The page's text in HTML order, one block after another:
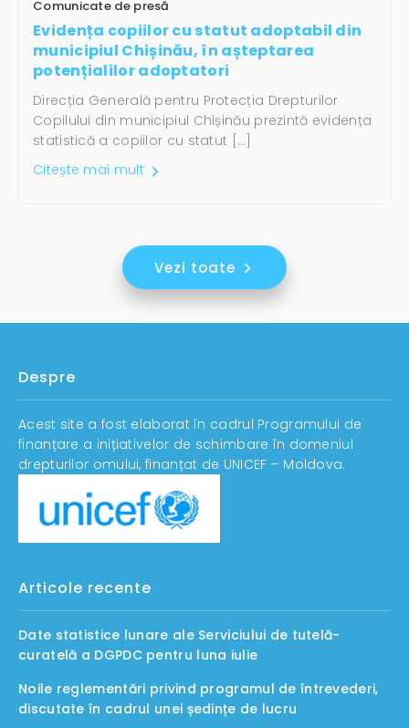
Comunicate de presă
Evidența copiilor cu statut adoptabil din
municipiul Chișinău, în așteptarea
potențialilor adoptatori
Direcția Generală pentru Protecția Drepturilor
Copilului din municipiul Chișinău prezintă evidența
statistică a copiilor cu statut […]
Citește mai mult
Vezi toate
Despre
Acest site a fost elaborat în cadrul Programului de
finanțare a inițiativelor de schimbare în domeniul
drepturilor omului, finanțat de UNICEF – Moldova.
Articole recente
Date statistice lunare ale Serviciului de tutelă-
curatelă a DGPDC pentru luna iulie
Noile reglementări privind programul de întrevederi,
discutate în cadrul unei ședințe de lucru